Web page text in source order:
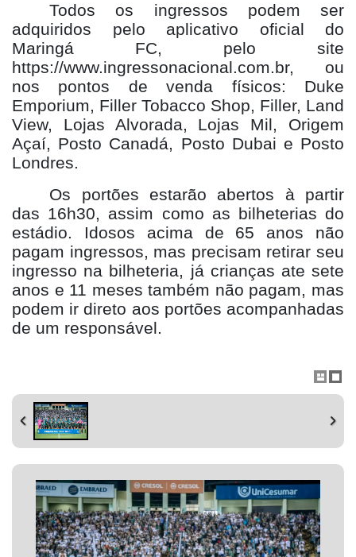
Todos os ingressos podem ser
adquiridos pelo aplicativo oficial do
Maringá FC, pelo site
https://www.ingressonacional.com.br, ou
nos pontos de venda físicos: Duke
Emporium, Filler Tobacco Shop, Filler, Land
View, Lojas Alvorada, Lojas Mil, Origem
Açaí, Posto Canadá, Posto Dubai e Posto
Londres.
Os portões estarão abertos à partir
das 16h30, assim como as bilheterias do
estádio. Idosos acima de 65 anos não
pagam ingressos, mas precisam retirar seu
ingresso na bilheteria, já crianças ate sete
anos e 11 meses também não pagam, mas
podem ir direto aos portões acompanhadas
de um responsável.